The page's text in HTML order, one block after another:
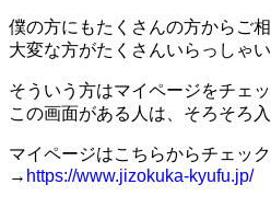
僕の方にもたくさんの方からご
大変な方がたくさんいらっしゃい
そういう方はマイページをチェ
この画面がある人は、そろそろ
マイページはこちらからチェッ
→ https://www.jizokuka-kyufu.jp/